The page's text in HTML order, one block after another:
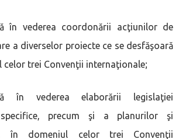
în vederea coordonării acţiunilor de
a diverselor proiecte ce se desfăşoară
celor trei Convenţii internaţionale;
în vederea elaborării legislaţiei
precum şi a planurilor şi
în domeniul celor trei Convenţii